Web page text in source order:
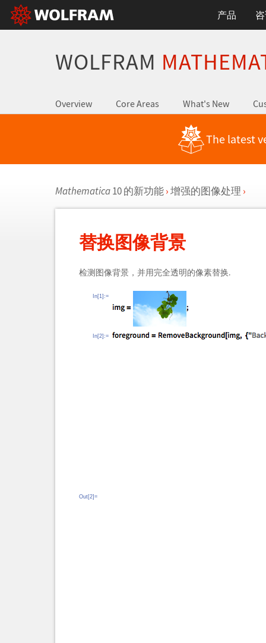
产品
WOLFRAM
Overview Core Areas What's New
The latest
Mathematica10 的新功能 ›增强的图像处理 ›
替换图像背景
检测图像背景，并用完全透明的像素替换.
In[1]:=
In[2]:=
Out[2]=